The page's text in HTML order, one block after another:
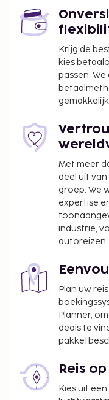
Krijg de
kies
passen.
Met meer
deel uit
groep. We
expertise
industrie,
autoreizen.
Plan uw
Planner,
deals te
Reis
Kies uit